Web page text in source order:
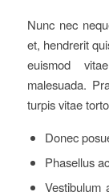
Nunc nec
et, hendrerit
euismod
malesuada.
turpis vitae
Donec
Phasellus
Vestibulum